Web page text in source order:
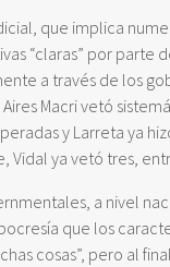
que implica
“claras” por parte
a través de los
Macri vetó
y Larreta ya
Vidal ya vetó tres,
a nivel
que los
cosas”, pero al